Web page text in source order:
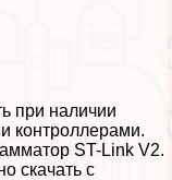
при наличии
контроллерами.
ST-Link V2.
скачать с